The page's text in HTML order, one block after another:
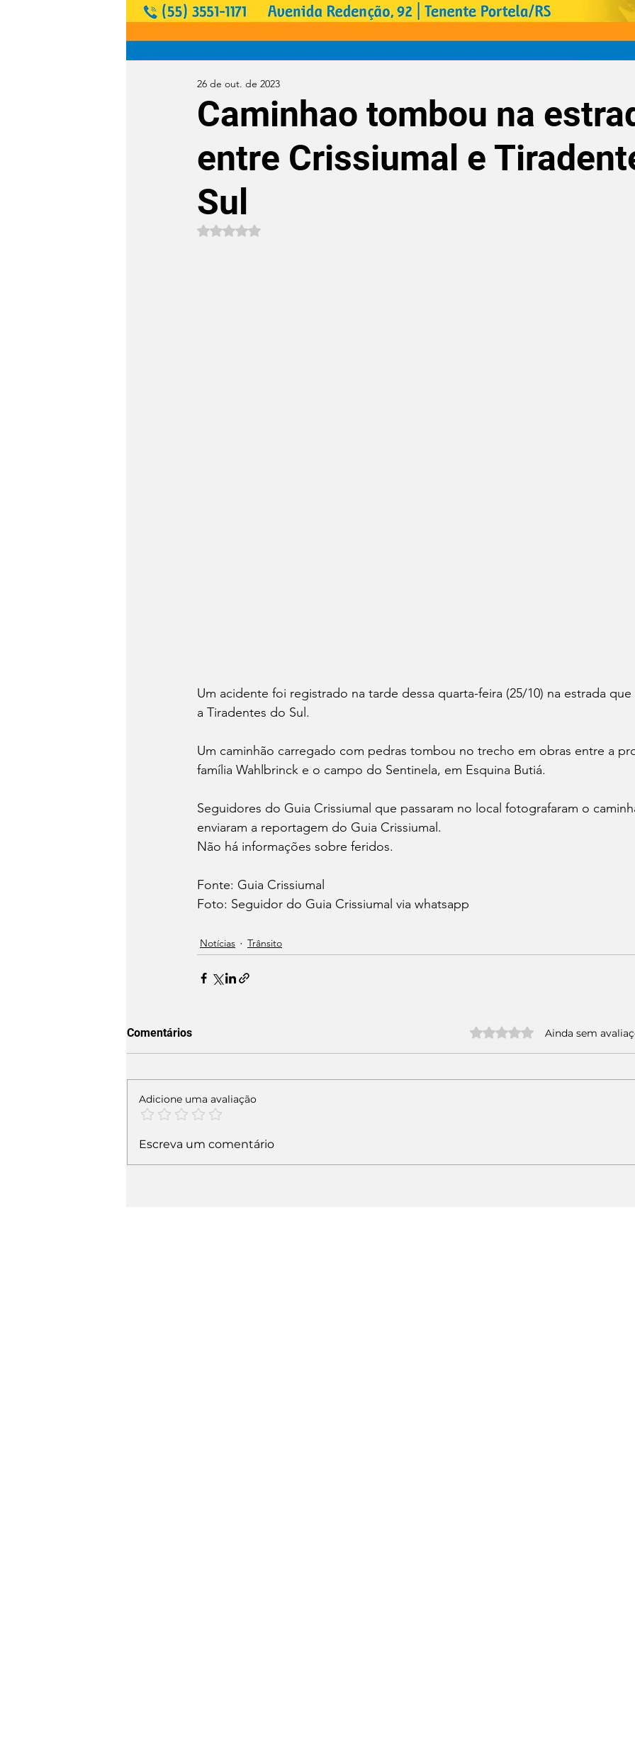
Caminhao tombou na
entre Crissiumal e
Sul
26 de out. de 2023
Avaliado com NaN de 5 estrelas.
Um acidente foi registrado na tarde dessa quarta-feira (25/10) na estrada
a Tiradentes do Sul.
Um caminhão carregado com pedras tombou no trecho em obras entre a
família Wahlbrinck e o campo do Sentinela, em Esquina Butiá.
Seguidores do Guia Crissiumal que passaram no local fotografaram o
enviaram a reportagem do Guia Crissiumal.
Não há informações sobre feridos.
Fonte: Guia Crissiumal
Foto: Seguidor do Guia Crissiumal via whatsapp
Notícias Trânsito
Comentários Avaliado com 0 de 5 estrelas.
Ainda sem
Adicione uma avaliação
Escreva um comentário